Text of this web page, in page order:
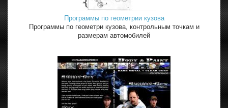
Программы по геометрии кузова
Программы по геометри кузова, контрольным точкам и
размерам автомобилей